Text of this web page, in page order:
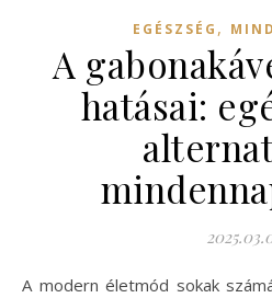
EGÉSZSÉG ,
A
hatásai:
A modern életmód sokak számára megterhelő, és egyre